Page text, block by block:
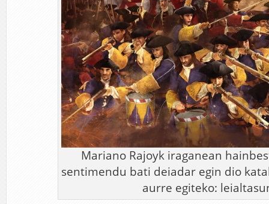
Mariano Rajoyk iraganean
sentimendu bati deiadar egin dio
aurre egiteko: